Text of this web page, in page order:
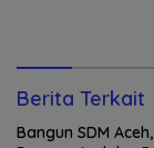
Berita Terkait
Bangun SDM